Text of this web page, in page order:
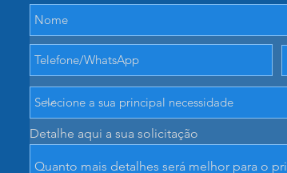
Detalhe aqui a sua solicitação